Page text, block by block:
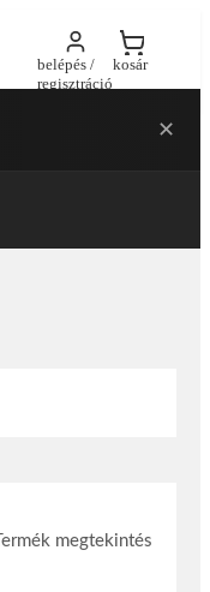
belépés /
regisztráció
kosár
✕
Termék megtekintés